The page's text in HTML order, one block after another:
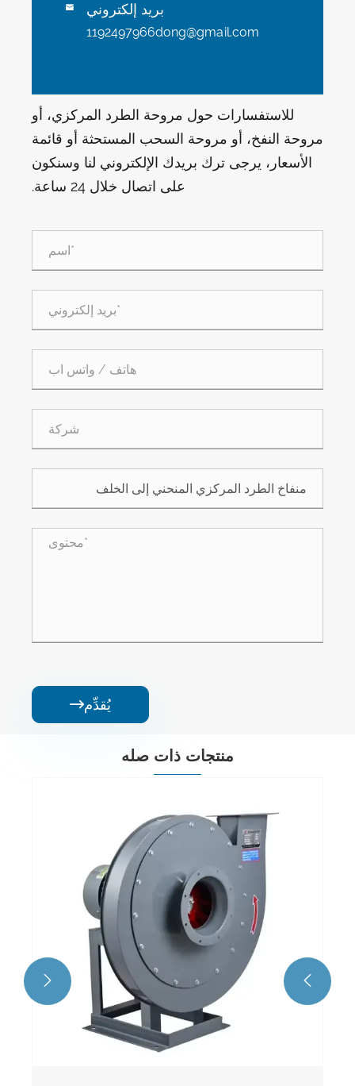
 بريد إلكتروني
1192497966dong@gmail.com
للاستفسارات حول مروحة الطرد المركزي، أو
مروحة النفخ، أو مروحة السحب المستحثة أو قائمة
الأسعار، يرجى ترك بريدك الإلكتروني لنا وسنكون
على اتصال خلال 24 ساعة.
يُقدِّم
منتجات ذات صله
منفاخ طرد مركزي ذو مدخل مزدوج
عرض المزيد >>

